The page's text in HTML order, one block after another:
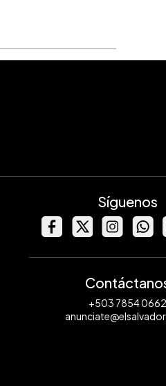
Síguenos
+503 7854 0662